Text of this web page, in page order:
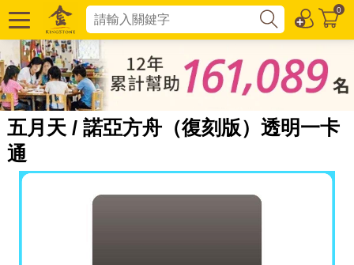
0
五月天 / 諾亞方舟（復刻版）透明一卡
通